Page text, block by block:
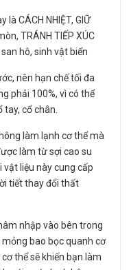
CÁCH NHIỆT, GIỮ
TRÁNH TIẾP XÚC
hô, sinh vật biển
nên hạn chế tối đa
phải 100%, vì có thể
cổ chân.
làm lạnh cơ thể mà
làm từ sợi cao su
liệu này cung cấp
tiết thay đổi thất
nhập vào bên trong
bao bọc quanh cơ
thể sẽ khiến bạn làm